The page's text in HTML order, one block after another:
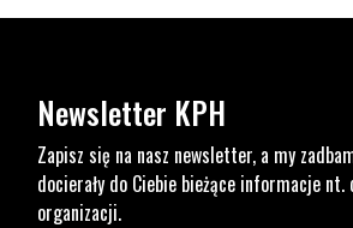
Newsletter KPH
Zapisz się na nasz newsletter, a my
docierały do Ciebie bieżące informacje nt.
organizacji.